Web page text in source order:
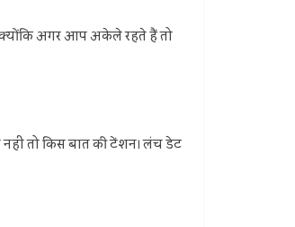
क्योंकि अगर आप अकेले रहते हैं तो
तो किस बात की टेंशन। लंच डेट